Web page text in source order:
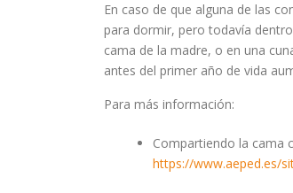
En caso de que alguna de las
para dormir, pero todavía
cama de la madre, o en una
antes del primer año de vida
Para más información:
Compartiendo la cama
https://www.aeped.es/